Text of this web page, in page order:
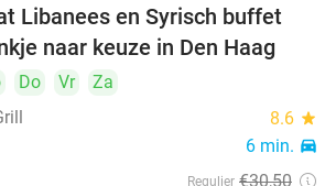
food
31%
Libanees en Syrisch buffet
naar keuze in Den Haag
Do Vr
Za
8.6 star
6 min. directions_car
Regulier €30,50